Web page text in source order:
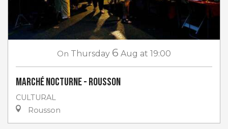
On Thursday 6 Aug at 19:00
Marché nocturne - Rousson
CULTURAL
Rousson